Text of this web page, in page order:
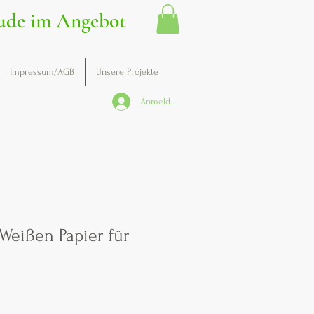
im Angebot
Impressum/AGB Unsere Projekte
Anmelden
Papier für